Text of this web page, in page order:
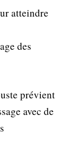
atteindre
des
prévient
avec de